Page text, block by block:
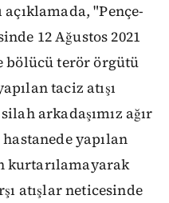
açıklamada, "Pençe-
12 Ağustos 2021
bölücü terör örgütü
taciz atışı
arkadaşımız ağır
hastanede yapılan
kurtarılamayarak
atışlar neticesinde